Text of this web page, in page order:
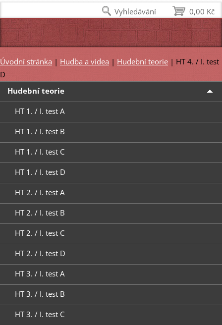
Úvodní stránka | Hudba a videa | Hudební teorie | HT 4. / I. test
D
Hudební teorie
HT 1. / I. test A
HT 1. / I. test B
HT 1. / I. test C
HT 1. / I. test D
HT 2. / I. test A
HT 2. / I. test B
HT 2. / I. test C
HT 2. / I. test D
HT 3. / I. test A
HT 3. / I. test B
HT 3. / I. test C
0,00 Kč
Vyhledávání